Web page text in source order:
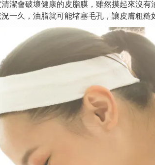
潔會破壞健康的皮脂膜，雖然摸起來沒
一久，油脂就可能堵塞毛孔，讓皮膚粗糙